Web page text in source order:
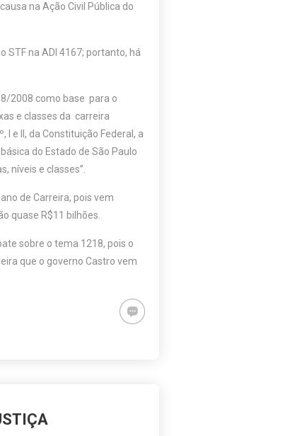
na Ação Civil Pública do
STF na ADI 4167; portanto, há
2008 como base para o
e classes da carreira
I e II, da Constituição Federal, a
do Estado de São Paulo
níveis e classes”.
de Carreira, pois vem
quase R$11 bilhões.
sobre o tema 1218, pois o
que o governo Castro vem